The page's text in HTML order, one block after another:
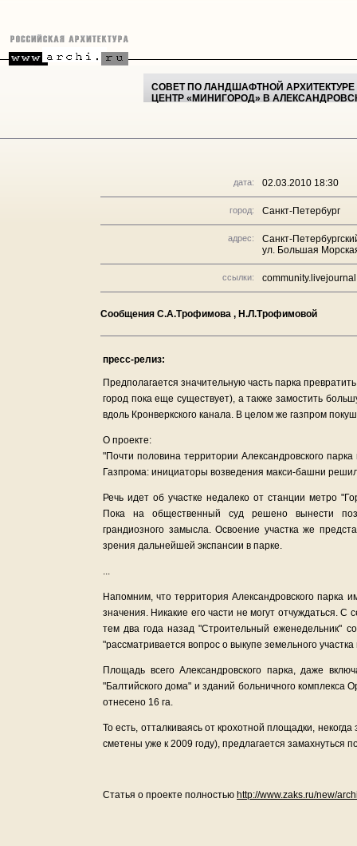
СОВЕТ ПО ЛАНДШАФТНОЙ АРХИТЕКТУРЕ
ЦЕНТР «МИНИГОРОД» В
дата: 02.03.2010 18:30
город: Санкт-Петербург
адрес:
Санкт-
ул. Большая
ссылки:
Сообщения С.А.Трофимова , Н.Л.Трофимовой
пресс-релиз:
Предполагается значительную часть парка
город пока еще существует), а также замостить
вдоль Кронверкского канала. В целом же газпром
О проекте:
"Почти половина территории Александровского
Газпрома: инициаторы возведения макси-башни
Речь идет об участке недалеко от станции метро
Пока на общественный суд решено вынести
грандиозного замысла. Освоение участка же
зрения дальнейшей экспансии в парке.
...
Напомним, что территория Александровского парка
значения. Никакие его части не могут отчуждаться.
тем два года назад "Строительный еженедельник"
"рассматривается вопрос о выкупе земельного
Площадь всего Александровского парка, даже
"Балтийского дома" и зданий больничного
отнесено 16 га.
То есть, отталкиваясь от крохотной площадки,
сметены уже к 2009 году), предлагается замахнуться
Статья о проекте полностью http://www.zaks.ru/new/